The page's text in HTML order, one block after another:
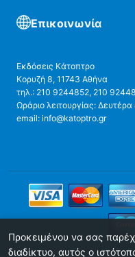
Επικοινωνία
Εκδόσεις Κάτοπτρο
Κορυζή 8, 11743 Αθήνα
τηλ.: 210 9244852, 210
Ωράριο λειτουργίας:
email: info@katoptro.gr
Προκειμένου να σας
διαδίκτυο, αυτός ο